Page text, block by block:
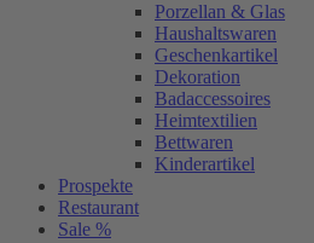
Porzellan & Glas
Haushaltswaren
Geschenkartikel
Dekoration
Badaccessoires
Heimtextilien
Bettwaren
Kinderartikel
Prospekte
Restaurant
Sale %